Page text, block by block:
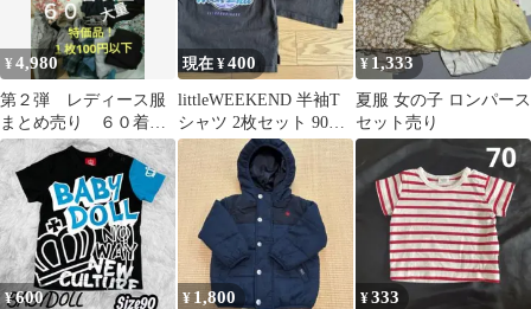
¥4,980
第２弾 レディース服
まとめ売り ６０着以
上
現在 ¥400
littleWEEKEND 半袖T
シャツ 2枚セット 90
100 古着風
¥ 1,333
夏服 女の子 ロンパース
セット売り
¥600 ¥ 1,800 ¥333